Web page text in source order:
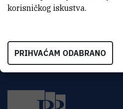
Bijenička 54
HR-10000 Zagreb
korisničkog iskustva.
PRIHVAĆAM ODABRANO